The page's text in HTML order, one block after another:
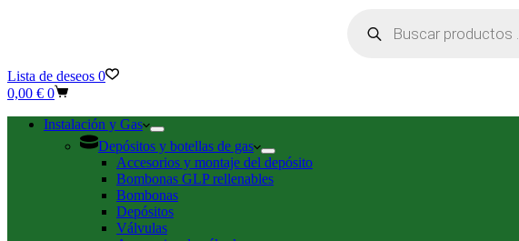
productos
Lista de deseos 0
Carro
compra
0,00 € 0
Instalación y Gas
Depósitos y botellas de gas
Accesorios y montaje del depósito
Bombonas GLP rellenables
Bombonas
Depósitos
Válvulas